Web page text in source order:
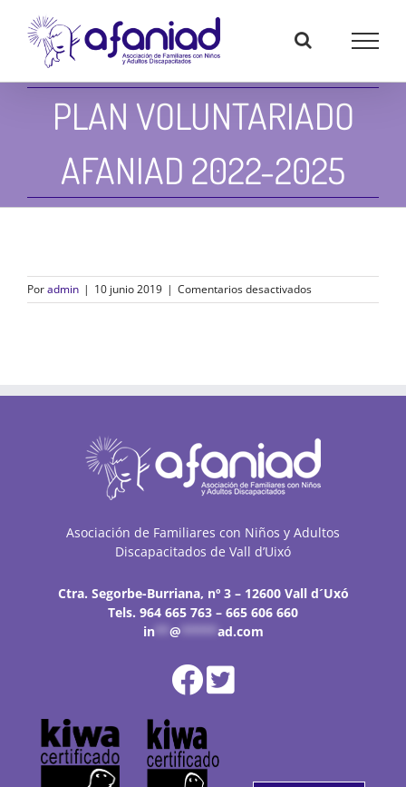
content
PLAN VOLUNTARIADO
AFANIAD 2022-2025
Poradmin | 10 junio 2019 | Comentarios desactivadosen
Plan
Asociación de Familiares con Niños y Adultos
Discapacitados de Vall d’Uixó
Ctra. Segorbe-Burriana, nº 3 – 12600 Vall d´Uxó
Tels. 964 665 763 – 665 606 660
in** @ ad.com